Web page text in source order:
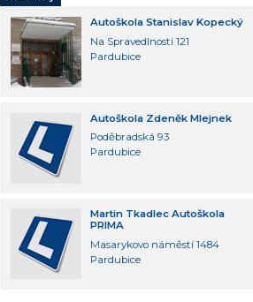
Autoškola Stanislav Kopecký
Na Spravedlnosti 121
Pardubice
Autoškola Zdeněk Mlejnek
Poděbradská 93
Pardubice
Martin Tkadlec Autoškola
PRIMA
Masarykovo náměstí 1484
Pardubice